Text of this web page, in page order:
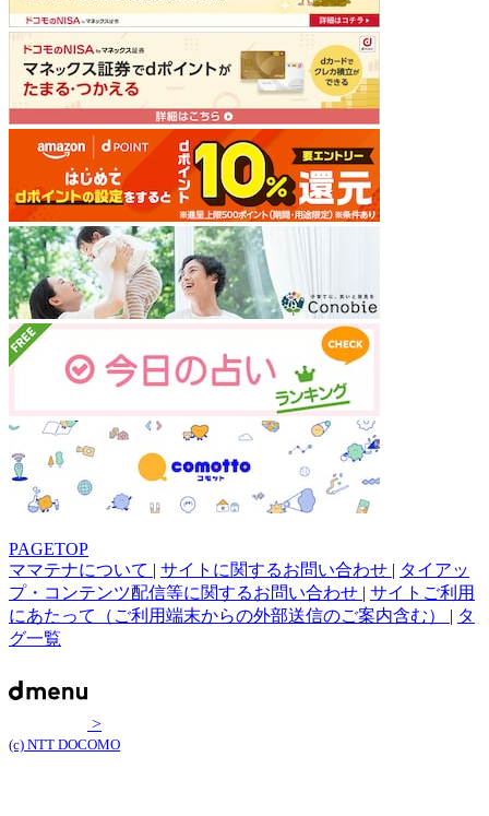
PAGETOP
ママテナについて | サイトに関するお問い合わせ | タイアッ
プ・コンテンツ配信等に関するお問い合わせ | サイトご利用
にあたって（ご利用端末からの外部送信のご案内含む） | タ
グ一覧
>
(c) NTT DOCOMO